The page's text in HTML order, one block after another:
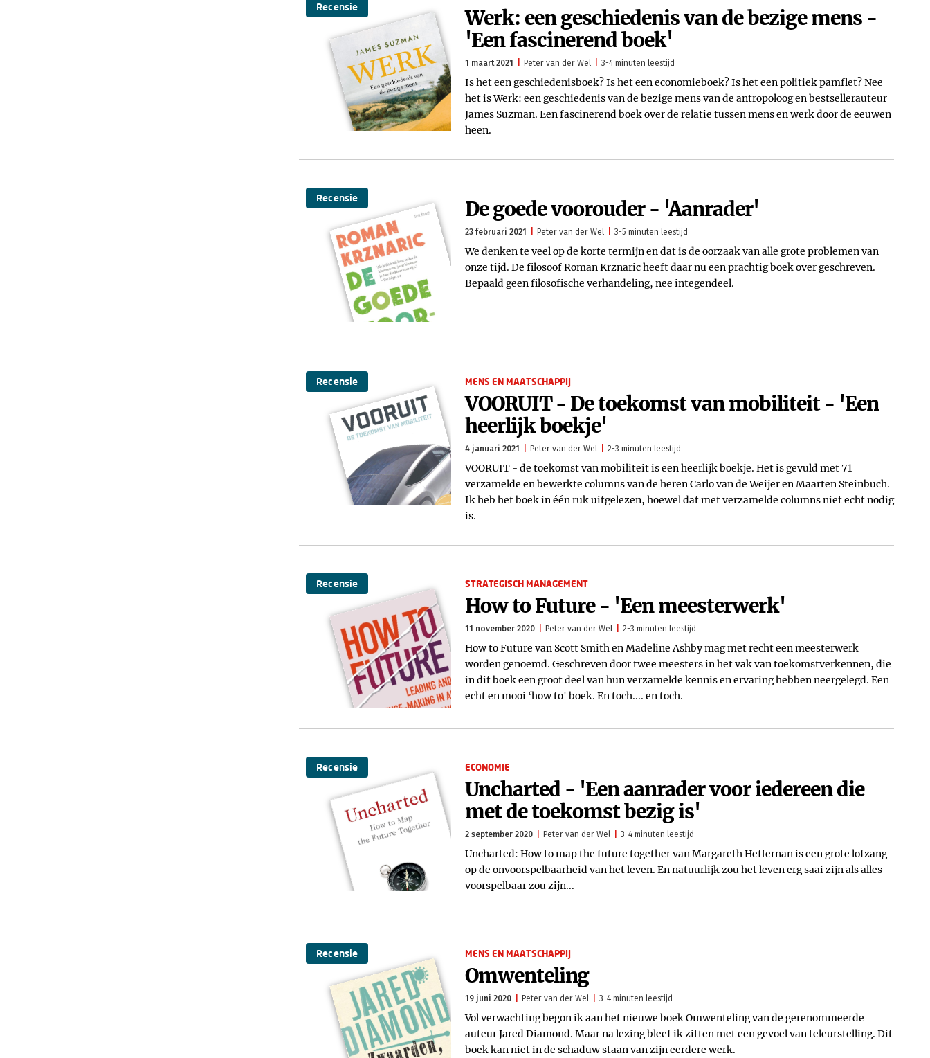
Recensie
Werk: een geschiedenis van de bezige mens -
'Een fascinerend boek'
1 maart 2021 Peter van der Wel 3-4 minuten leestijd
Is het een geschiedenisboek? Is het een economieboek? Is het een politiek pamflet? Nee
het is Werk: een geschiedenis van de bezige mens van de antropoloog en bestsellerauteur
James Suzman. Een fascinerend boek over de relatie tussen mens en werk door de eeuwen
heen.
Recensie De goede voorouder - 'Aanrader'
23 februari 2021 Peter van der Wel 3-5 minuten leestijd
We denken te veel op de korte termijn en dat is de oorzaak van alle grote problemen van
onze tijd. De filosoof Roman Krznaric heeft daar nu een prachtig boek over geschreven.
Bepaald geen filosofische verhandeling, nee integendeel.
Recensie MENS EN MAATSCHAPPIJ
VOORUIT - De toekomst van mobiliteit - 'Een
heerlijk boekje'
4 januari 2021 Peter van der Wel 2-3 minuten leestijd
VOORUIT - de toekomst van mobiliteit is een heerlijk boekje. Het is gevuld met 71
verzamelde en bewerkte columns van de heren Carlo van de Weijer en Maarten Steinbuch.
Ik heb het boek in één ruk uitgelezen, hoewel dat met verzamelde columns niet echt nodig
is.
Recensie STRATEGISCH MANAGEMENT
How to Future - 'Een meesterwerk'
11 november 2020 Peter van der Wel 2-3 minuten leestijd
How to Future van Scott Smith en Madeline Ashby mag met recht een meesterwerk
worden genoemd. Geschreven door twee meesters in het vak van toekomstverkennen, die
in dit boek een groot deel van hun verzamelde kennis en ervaring hebben neergelegd. Een
echt en mooi ‘how to' boek. En toch.... en toch.
Recensie ECONOMIE
Uncharted - 'Een aanrader voor iedereen die
met de toekomst bezig is'
2 september 2020 Peter van der Wel 3-4 minuten leestijd
Uncharted: How to map the future together van Margareth Heffernan is een grote lofzang
op de onvoorspelbaarheid van het leven. En natuurlijk zou het leven erg saai zijn als alles
voorspelbaar zou zijn...
Recensie MENS EN MAATSCHAPPIJ
Omwenteling
19 juni 2020 Peter van der Wel 3-4 minuten leestijd
Vol verwachting begon ik aan het nieuwe boek Omwenteling van de gerenommeerde
auteur Jared Diamond. Maar na lezing bleef ik zitten met een gevoel van teleurstelling. Dit
boek kan niet in de schaduw staan van zijn eerdere werk.